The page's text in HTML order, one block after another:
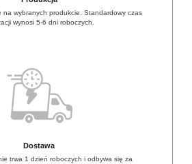
na wybranych produkcie. Standardowy czas
wynosi 5-6 dni roboczych.
Dostawa
trwa 1 dzień roboczych i odbywa się za